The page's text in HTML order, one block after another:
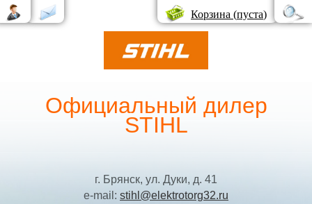
Корзина (пуста)
Официальный дилер
STIHL
г. Брянск, ул. Дуки, д. 41
e-mail: stihl@elektrotorg32.ru